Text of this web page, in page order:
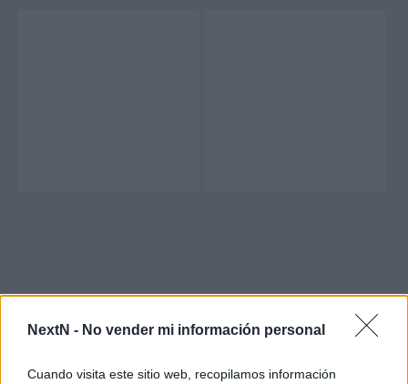
NextN - No vender mi información personal
Cuando visita este sitio web, recopilamos información